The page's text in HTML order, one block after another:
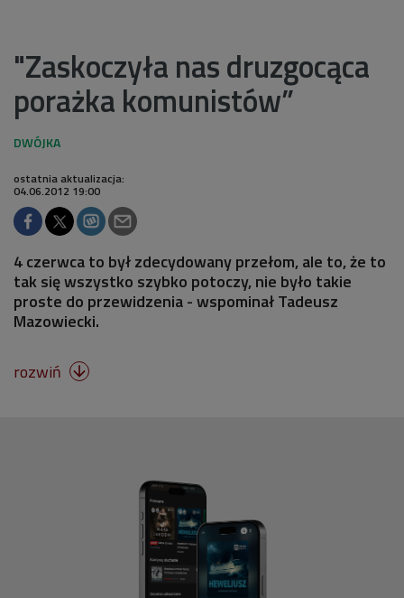
"Zaskoczyła nas druzgocąca
porażka komunistów”
ostatnia aktualizacja:
04.06.2012 19:00
4 czerwca to był zdecydowany przełom, ale to, że to
tak się wszystko szybko potoczy, nie było takie
proste do przewidzenia - wspominał Tadeusz
Mazowiecki.
rozwiń 